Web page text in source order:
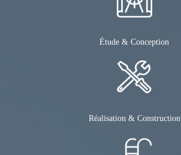
Étude & Conception
Réalisation & Construction